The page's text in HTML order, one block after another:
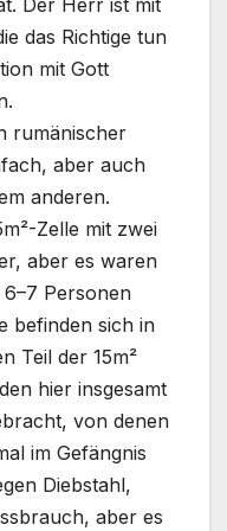
Der Herr ist mit
das Richtige tun
mit Gott
rumänischer
aber auch
anderen.
Zelle mit zwei
aber es waren
Personen
befinden sich in
Teil der 15m²
hier insgesamt
von denen
im Gefängnis
Diebstahl,
aber es